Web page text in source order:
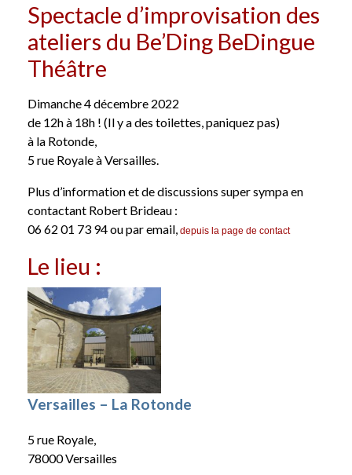
Spectacle d’improvisation des
ateliers du Be’Ding BeDingue
Théâtre
Dimanche 4 décembre 2022
de 12h à 18h ! (Il y a des toilettes, paniquez pas)
à la Rotonde,
5 rue Royale à Versailles.
Plus d’information et de discussions super sympa en
contactant Robert Brideau :
06 62 01 73 94 ou par email, depuis la page de contact
Le lieu :
Versailles – La Rotonde
5 rue Royale,
78000 Versailles